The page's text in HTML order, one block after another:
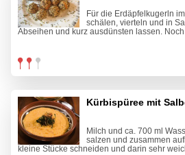
Für die Erdäpfelkugerln
schälen, vierteln und in
Abseihen und kurz ausdünsten lassen.
Kürbispüree mit
Milch und ca. 700 ml
salzen und zusammen
kleine Stücke schneiden und darin sehr